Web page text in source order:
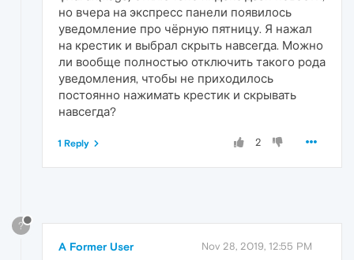
но вчера на экспресс панели появилось
уведомление про чёрную пятницу. Я нажал
на крестик и выбрал скрыть навсегда. Можно
ли вообще полностью отключить такого рода
уведомления, чтобы не приходилось
постоянно нажимать крестик и скрывать
навсегда?
2
1 Reply
?
A Former User Nov 28, 2019, 12:55 PM